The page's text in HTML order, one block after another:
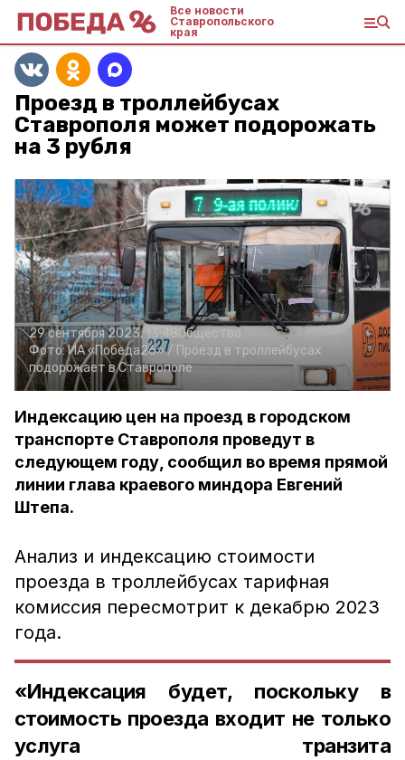
Все новости
Ставропольского
края
Проезд в троллейбусах
Ставрополя может подорожать
на 3 рубля
29 сентября 2023, 13:48Общество
Фото:ИА «Победа26» / Проезд в троллейбусах
подорожает в Ставрополе
Индексацию цен на проезд в городском
транспорте Ставрополя проведут в
следующем году, сообщил во время прямой
линии глава краевого миндора Евгений
Штепа.
Анализ и индексацию стоимости
проезда в троллейбусах тарифная
комиссия пересмотрит к декабрю 2023
года.
«Индексация будет, поскольку в
стоимость проезда входит не только
услуга транзита